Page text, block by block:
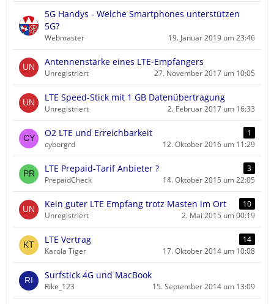
5G Handys - Welche Smartphones unterstützen
5G?
Webmaster 19. Januar 2019 um 23:46
Antennenstärke eines LTE-Empfängers
Unregistriert 27. November 2017 um 10:05
LTE Speed-Stick mit 1 GB Datenübertragung
Unregistriert 2. Februar 2017 um 16:33
O2 LTE und Erreichbarkeit
1
cyborgrd
12. Oktober 2016 um 11:29
LTE Prepaid-Tarif Anbieter ?
3
PrepaidCheck
14. Oktober 2015 um 22:05
Kein guter LTE Empfang trotz Masten im Ort
10
Unregistriert
2. Mai 2015 um 00:19
LTE Vertrag
14
Karola Tiger
17. Oktober 2014 um 10:08
Surfstick 4G und MacBook
Rike_123 15. September 2014 um 13:09